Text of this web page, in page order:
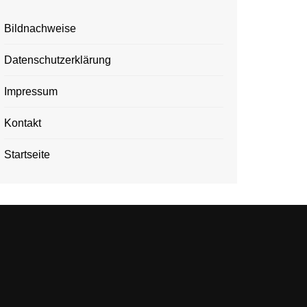
Bildnachweise
Datenschutzerklärung
Impressum
Kontakt
Startseite